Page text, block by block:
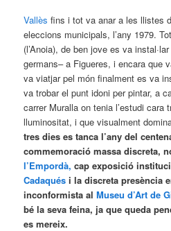
Vallès fins i tot va anar a les llistes
eleccions municipals, l’any 1979.
(l’Anoia), de ben jove es va
germans– a Figueres, i encara que
va viatjar pel món finalment es va
va trobar el punt idoni per pintar, a
carrer Muralla on tenia l’estudi cara
lluminositat, i que visualment
tres dies es tanca l’any del
commemoració massa discreta,
l’Empordà, cap exposició
Cadaqués i la discreta presència
inconformista alMuseu d’Art de
bé la seva feina, ja que queda
es mereix.